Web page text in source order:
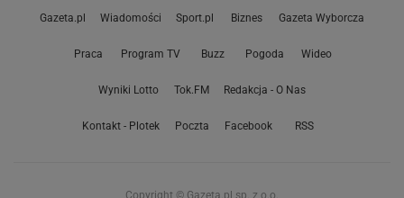
Gazeta.pl Wiadomości Sport.pl Biznes Gazeta Wyborcza
Praca Program TV Buzz Pogoda Wideo
Wyniki Lotto Tok.FM Redakcja - O Nas
Kontakt - Plotek Poczta Facebook RSS
Copyright © Gazeta.pl sp. z o.o.